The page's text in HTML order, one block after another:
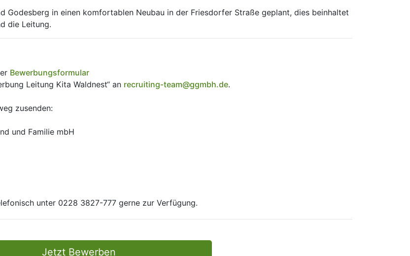
Godesberg in einen komfortablen Neubau in der Friesdorfer Straße geplant, dies beinhaltet
die Leitung.
Bewerbungsformular
Leitung Kita Waldnest“ an recruiting-team@ggmbh.de.
zusenden:
und Familie mbH
unter 0228 3827-777 gerne zur Verfügung.
Jetzt Bewerben